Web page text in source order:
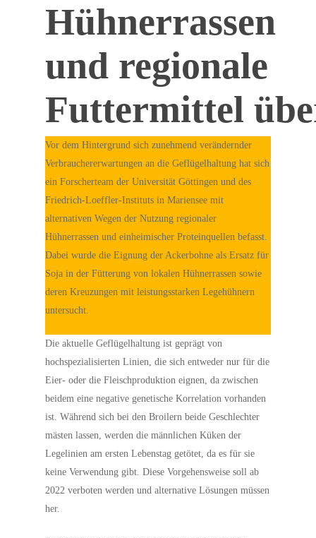
Hühnerrassen
und regionale
Futtermittel
Vor dem Hintergrund sich zunehmend verändernder
Verbrauchererwartungen an die Geflügelhaltung hat sich
ein Forscherteam der Universität Göttingen und des
Friedrich-Loeffler-Instituts in Mariensee mit
alternativen Wegen der Nutzung regionaler
Hühnerrassen und einheimischer Proteinquellen befasst.
Dabei wurde die Eignung der Ackerbohne als Ersatz für
Soja in der Fütterung von lokalen Hühnerrassen sowie
deren Kreuzungen mit leistungsstarken Legehühnern
untersucht.
Die aktuelle Geflügelhaltung ist geprägt von
hochspezialisierten Linien, die sich entweder nur für die
Eier- oder die Fleischproduktion eignen, da zwischen
beidem eine negative genetische Korrelation vorhanden
ist. Während sich bei den Broilern beide Geschlechter
mästen lassen, werden die männlichen Küken der
Legelinien am ersten Lebenstag getötet, da es für sie
keine Verwendung gibt. Diese Vorgehensweise soll ab
2022 verboten werden und alternative Lösungen müssen
her.